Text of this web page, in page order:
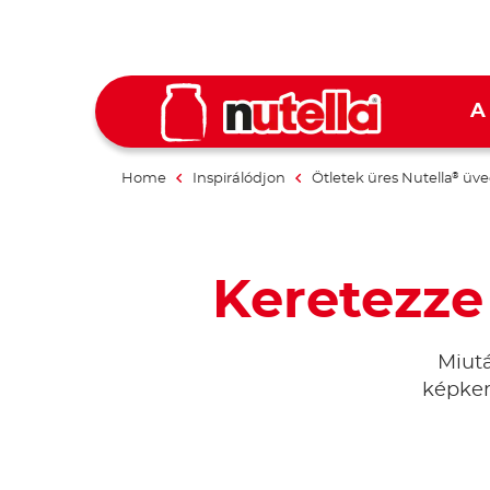
A
Home Inspirálódjon Ötletek üres Nutella®